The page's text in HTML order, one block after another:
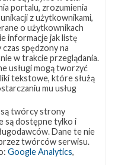
przez NASA
transze, na co SpaceX
się, jako że cały
lotem,
milowe” projektu i
że do tej
rządowych, w
lotu przed startami
ta ma być
Starship.
portalu, zrozumienia
z użytkownikami,
o użytkownikach
informacje jak listę
spędzony na
w trakcie przeglądania.
usługi mogą tworzyć
tekstowe, które służą
mu usług
twórcy strony
są dostępne tylko i
Dane te nie
twórców serwisu.
Google Analytics,